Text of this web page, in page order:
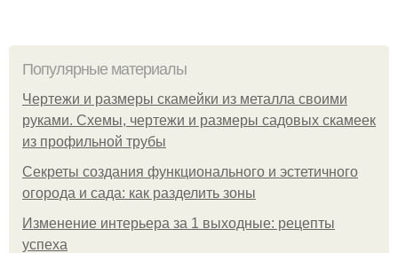
Популярные материалы
Чертежи и размеры скамейки из металла своими
руками. Схемы, чертежи и размеры садовых скамеек
из профильной трубы
Секреты создания функционального и эстетичного
огорода и сада: как разделить зоны
Изменение интерьера за 1 выходные: рецепты
успеха